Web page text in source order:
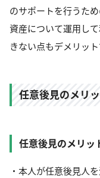
のサポートを行うた
資産について運用し
きない点もデメリット
任意後見のメリ
任意後見のメリッ
・本人が任意後見人